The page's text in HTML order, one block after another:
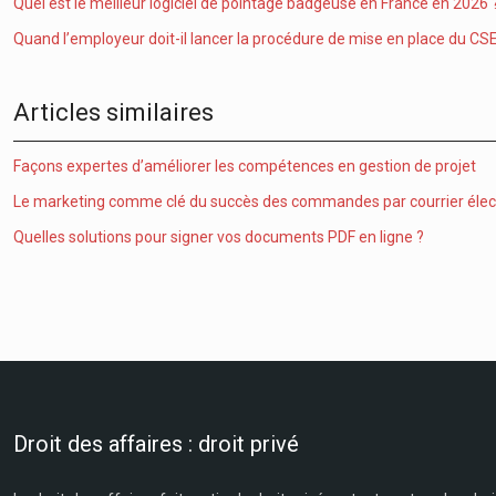
Quand l’employeur doit-il lancer la procédure de mise en place du
Articles similaires
Façons expertes d’améliorer les compétences en gestion de projet
Le marketing comme clé du succès des commandes par courrier
Quelles solutions pour signer vos documents PDF en ligne ?
Droit des affaires : droit privé